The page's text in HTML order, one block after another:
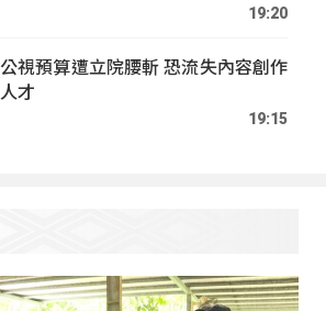
19:20
公視預算遭立院腰斬 恐流失內容創作
人才
19:15